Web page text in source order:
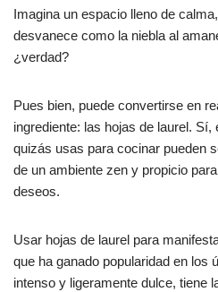
Imagina un espacio lleno de
desvanece como la niebla al
¿verdad?
Pues bien, puede convertirse en
ingrediente: las hojas de laurel.
quizás usas para cocinar pueden
de un ambiente zen y propicio
deseos.
Usar hojas de laurel para
que ha ganado popularidad en los
intenso y ligeramente dulce, tiene